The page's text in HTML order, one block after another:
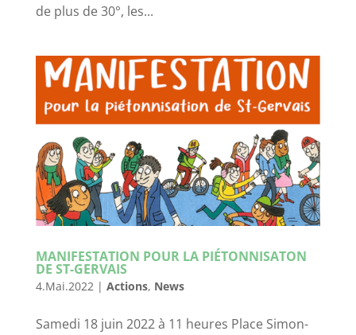
de plus de 30°, les...
MANIFESTATION POUR LA PIÉTONNISATON
DE ST-GERVAIS
4.Mai.2022 | Actions, News
Samedi 18 juin 2022 à 11 heures Place Simon-